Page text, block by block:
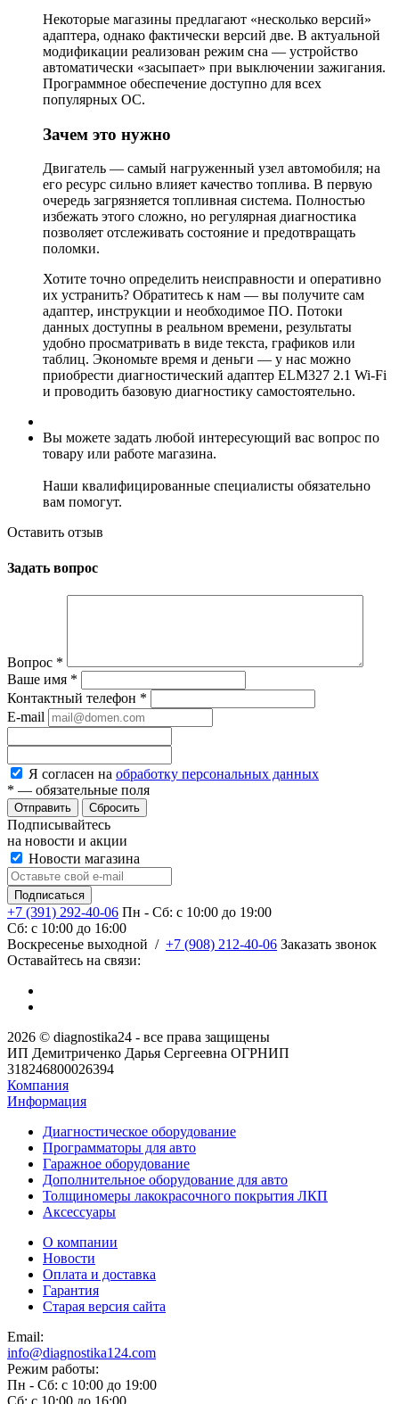
Некоторые магазины предлагают «несколько версий»
адаптера, однако фактически версий две. В актуальной
модификации реализован режим сна — устройство
автоматически «засыпает» при выключении зажигания.
Программное обеспечение доступно для всех
популярных ОС.
Зачем это нужно
Двигатель — самый нагруженный узел автомобиля; на
его ресурс сильно влияет качество топлива. В первую
очередь загрязняется топливная система. Полностью
избежать этого сложно, но регулярная диагностика
позволяет отслеживать состояние и предотвращать
поломки.
Хотите точно определить неисправности и оперативно
их устранить? Обратитесь к нам — вы получите сам
адаптер, инструкции и необходимое ПО. Потоки
данных доступны в реальном времени, результаты
удобно просматривать в виде текста, графиков или
таблиц. Экономьте время и деньги — у нас можно
приобрести диагностический адаптер ELM327 2.1 Wi-Fi
и проводить базовую диагностику самостоятельно.
Вы можете задать любой интересующий вас вопрос по
товару или работе магазина.
Наши квалифицированные специалисты обязательно
вам помогут.
Оставить отзыв
Задать вопрос
Вопрос *
Ваше имя *
Контактный телефон *
E-mail
Я согласен на обработку персональных данных
* — обязательные поля
Сбросить
Подписывайтесь
на новости и акции
Новости магазина
+7 (391) 292-40-06 Пн - Сб: c 10:00 до 19:00
Сб: c 10:00 до 16:00
​Воскресенье выходной / +7 (908) 212-40-06 Заказать звонок
Оставайтесь на связи:
2026 © diagnostika24 - все права защищены
ИП Демитриченко Дарья Сергеевна ОГРНИП
318246800026394
Компания
Информация
Диагностическое оборудование
Программаторы для авто
Гаражное оборудование
Дополнительное оборудование для авто
Толщиномеры лакокрасочного покрытия ЛКП
Аксессуары
О компании
Новости
Оплата и доставка
Гарантия
Старая версия сайта
Email:
info@diagnostika124.com
Режим работы:
Пн - Сб: c 10:00 до 19:00
Сб: c 10:00 до 16:00